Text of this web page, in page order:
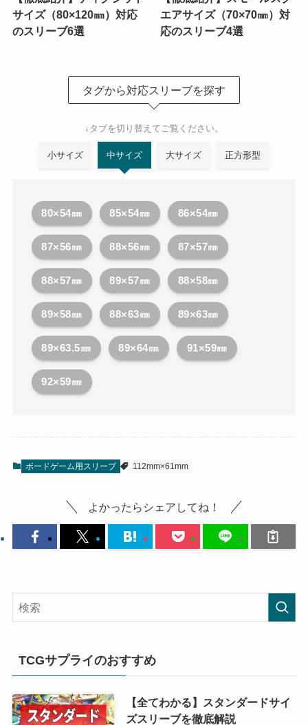
サイズ（80×120㎜）対応
のスリーブ6選
エアサイズ（70×70㎜）対
応のスリーブ4選
タグから対応スリーブを探す
↓タブを切り替えてご覧ください。
小サイズ 中サイズ 大サイズ 正方形型
80×54㎜ 85×54㎜ 86×54㎜
87×56㎜ 88×56㎜ 87×57㎜
88×57㎜ 89×57㎜ 88×58㎜
89×58㎜ 88×63㎜ 89×63㎜
89×63.5㎜ 89×64㎜ 91×59㎜
92×59㎜
ボードゲーム用スリーブ 112mm×61mm
よかったらシェアしてね！
TCGサプライのおすすめ
【全てわかる】スタンダードサイ
ズスリーブを徹底解説